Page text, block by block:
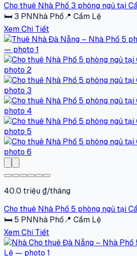
Cho thuê Nhà Phố 3 phòng ngủ tại
🛏 3 PNNhà Phố📍 Cẩm Lệ
Xem Chi Tiết
40.0 triệu ₫/tháng
Cho thuê Nhà Phố 5 phòng ngủ tại
🛏 5 PNNhà Phố📍 Cẩm Lệ
Xem Chi Tiết